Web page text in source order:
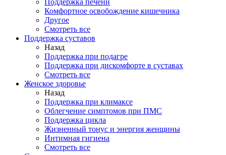
Поддержка печени
Комфортное освобождение кишечника
Другое
Смотреть все
Поддержка суставов
Назад
Поддержка при подагре
Поддержка при дискомфорте в суставах
Смотреть все
Женское здоровье
Назад
Поддержка при климаксе
Облегчение симптомов при ПМС
Поддержка цикла
Жизненный тонус и энергия женщины
Интимная гигиена
Смотреть все